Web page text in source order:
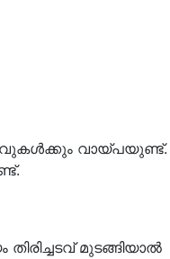
വായ്പയുണ്ട്.
മുടങ്ങിയാല്‍